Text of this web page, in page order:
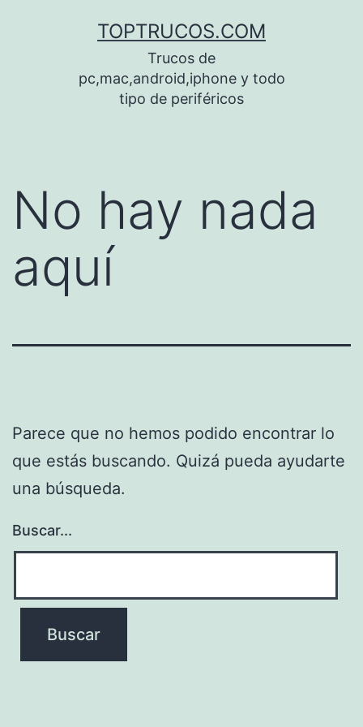
TOPTRUCOS.COM
Trucos de
pc,mac,android,iphone y todo
tipo de periféricos
No hay nada
aquí
Parece que no hemos podido encontrar lo
que estás buscando. Quizá pueda ayudarte
una búsqueda.
Buscar...